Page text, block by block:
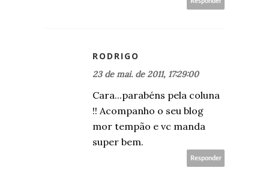
RODRIGO
23 de mai. de 2011, 17:29:00
Cara...parabéns pela coluna
!! Acompanho o seu blog
mor tempão e vc manda
super bem.
Responder